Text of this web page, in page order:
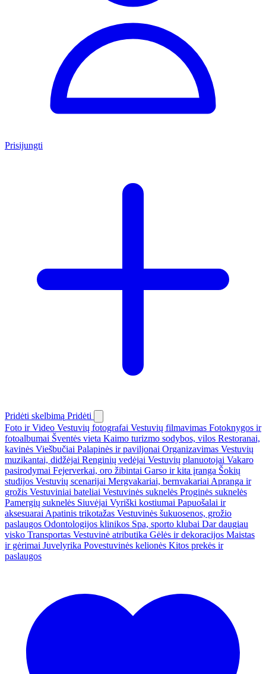
Prisijungti
Pridėti skelbimą Pridėti
Foto ir Video Vestuvių fotografai Vestuvių filmavimas Fotoknygos ir
fotoalbumai Šventės vieta Kaimo turizmo sodybos, vilos Restoranai,
kavinės Viešbučiai Palapinės ir paviljonai Organizavimas Vestuvių
muzikantai, didžėjai Renginių vedėjai Vestuvių planuotojai Vakaro
pasirodymai Fejerverkai, oro žibintai Garso ir kita įranga Šokių
studijos Vestuvių scenarijai Mergvakariai, bernvakariai Apranga ir
grožis Vestuviniai bateliai Vestuvinės suknelės Proginės suknelės
Pamergių suknelės Siuvėjai Vyriški kostiumai Papuošalai ir
aksesuarai Apatinis trikotažas Vestuvinės šukuosenos, grožio
paslaugos Odontologijos klinikos Spa, sporto klubai Dar daugiau
visko Transportas Vestuvinė atributika Gėlės ir dekoracijos Maistas
ir gėrimai Juvelyrika Povestuvinės kelionės Kitos prekės ir
paslaugos